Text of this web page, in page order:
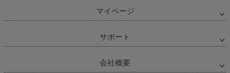
マイページ
サポート
会社概要